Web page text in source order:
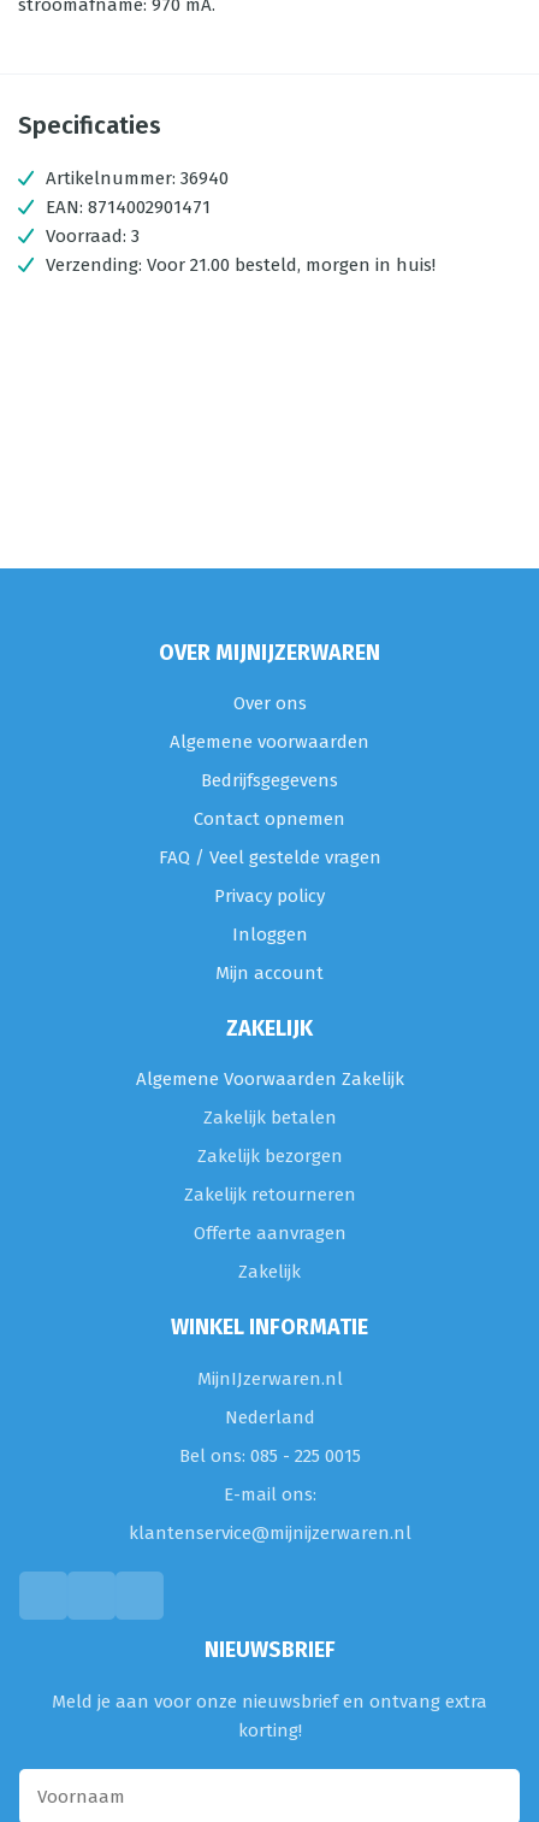
stroomafname: 970 mA.
Specificaties
Artikelnummer: 36940
EAN: 8714002901471
Voorraad: 3
Verzending: Voor 21.00 besteld, morgen in huis!
OVER MIJNIJZERWAREN
Over ons
Algemene voorwaarden
Bedrijfsgegevens
Contact opnemen
FAQ / Veel gestelde vragen
Privacy policy
Inloggen
Mijn account
ZAKELIJK
Algemene Voorwaarden Zakelijk
Zakelijk betalen
Zakelijk bezorgen
Zakelijk retourneren
Offerte aanvragen
Zakelijk
WINKEL INFORMATIE
MijnIJzerwaren.nl
Nederland
Bel ons: 085 - 225 0015
E-mail ons:
klantenservice@mijnijzerwaren.nl
NIEUWSBRIEF
Meld je aan voor onze nieuwsbrief en ontvang extra
korting!